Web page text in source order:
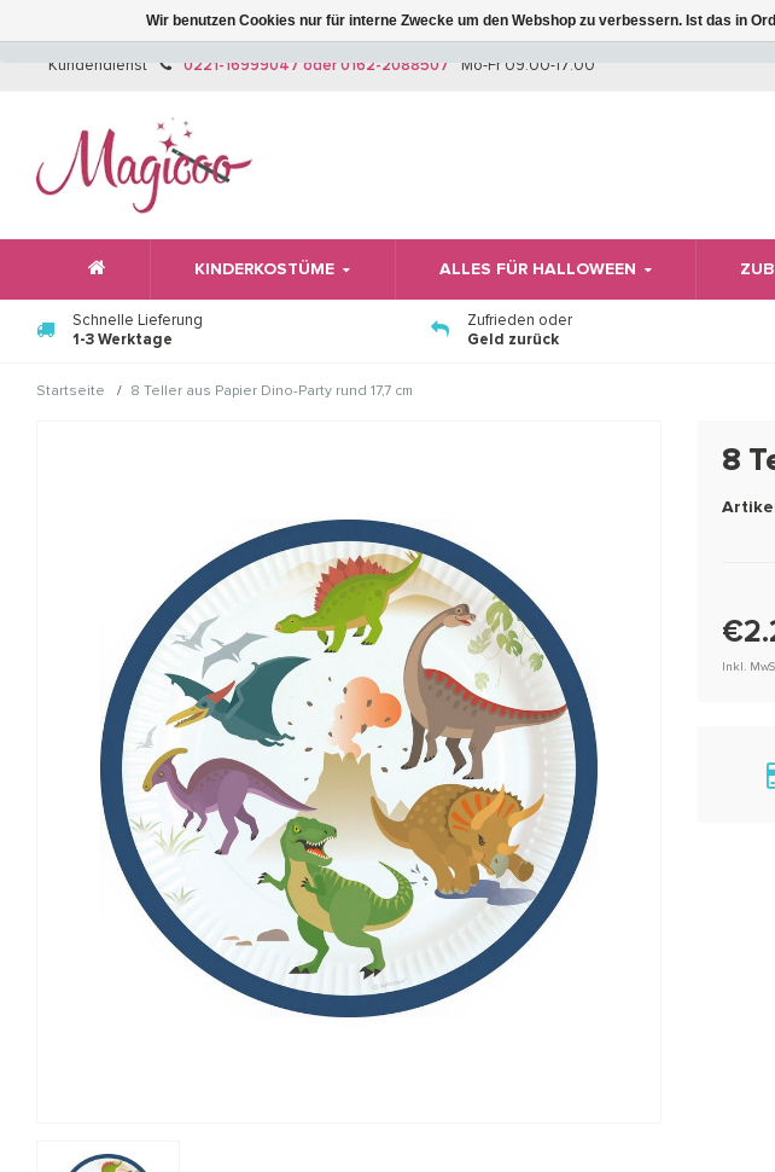
Wir haben Betriebsferien,
Kundendienst 0221-16999047 oder 0162-2088507 Mo-Fr 09:00-17:00
KINDERKOSTÜME ALLES FÜR HALLOWEEN
Schnelle Lieferung
1-3 Werktage
Zufrieden oder
Geld zurück
Startseite / 8 Teller aus Papier Dino-Party rund 17,7 cm
8
Inkl.
Wir benutzen Cookies nur für interne Zwecke um den Webshop zu verbessern. Ist das in